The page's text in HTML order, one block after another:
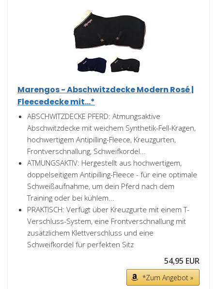
Marengos - Abschwitzdecke Modern Rosé |
Fleecedecke mit...*
ABSCHWITZDECKE PFERD: Atmungsaktive
Abschwitzdecke mit weichem Synthetik-Fell-Kragen,
hochwertigem Antipilling-Fleece, Kreuzgurten,
Frontverschnallung, Schweifkordel...
ATMUNGSAKTIV: Hergestellt aus hochwertigem,
doppelseitigem Antipilling-Fleece - für eine optimale
Schweißaufnahme, um dein Pferd nach dem
Training oder bei kühlem...
PRAKTISCH: Verfügt über Kreuzgurte mit einem T-
Verschluss-System, eine Frontverschnallung mit
zusätzlichem Klettverschluss und eine
Schweifkordel für perfekten Sitz
54,95 EUR
*Zum Angebot »